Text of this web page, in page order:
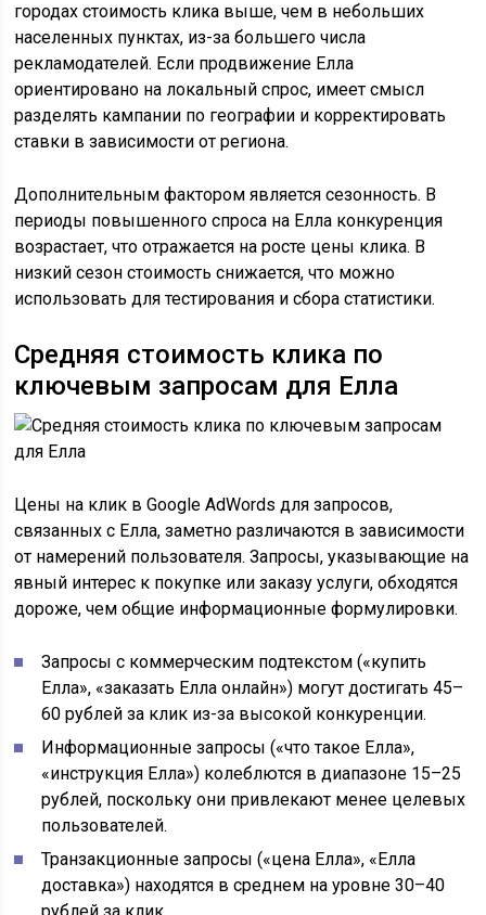
городах стоимость клика выше, чем в небольших
населенных пунктах, из-за большего числа
рекламодателей. Если продвижение Елла
ориентировано на локальный спрос, имеет смысл
разделять кампании по географии и корректировать
ставки в зависимости от региона.
Дополнительным фактором является сезонность. В
периоды повышенного спроса на Елла конкуренция
возрастает, что отражается на росте цены клика. В
низкий сезон стоимость снижается, что можно
использовать для тестирования и сбора статистики.
Средняя стоимость клика по
ключевым запросам для Елла
Цены на клик в Google AdWords для запросов,
связанных с Елла, заметно различаются в зависимости
от намерений пользователя. Запросы, указывающие на
явный интерес к покупке или заказу услуги, обходятся
дороже, чем общие информационные формулировки.
Запросы с коммерческим подтекстом («купить
Елла», «заказать Елла онлайн») могут достигать 45–
60 рублей за клик из-за высокой конкуренции.
Информационные запросы («что такое Елла»,
«инструкция Елла») колеблются в диапазоне 15–25
рублей, поскольку они привлекают менее целевых
пользователей.
Транзакционные запросы («цена Елла», «Елла
доставка») находятся в среднем на уровне 30–40